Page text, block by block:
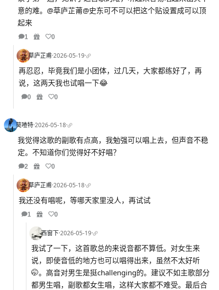
意的难。@草庐芷莆@史东可不可以把这个贴设置成可以顶
起来
1 0
草庐芷甫·2026-05-19·
再忍忍，毕竟我们是小团体，过几天，大家都练好了，再
说，这两天我也试唱一下😂
0 0
莫喳特·2026-05-18·
我觉得这歌的副歌有点高，我勉强可以唱上去，但声音不稳
定。不知道你们觉得好不好唱？
2 0
草庐芷甫·2026-05-18·
我还没有唱呢，等哪天家里没人，再试试
1 0
西窗下·2026-05-19·
我试了一下，这首歌总的来说音都不算低。对女生来
说，即使音低的地方也可以唱得出来，虽然不太好听
🤭。高音对男生是挺challenging的。建议不如主歌部分
都男生唱，副歌都女生唱，这样大家都不难受。最后合